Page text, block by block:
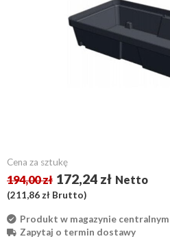
Cena za sztukę
194,00 zł 172,24 zł Netto
(211,86 zł Brutto)
Produkt w magazynie centralnym
Zapytaj o termin dostawy